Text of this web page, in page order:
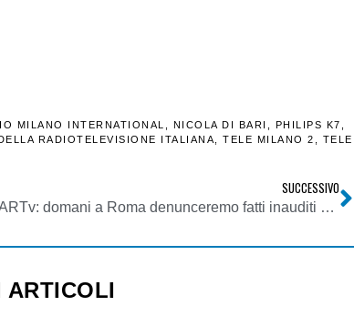
MILANO INTERNATIONAL NICOLA DI BARI PHILIPS K7
RADIOTELEVISIONE ITALIANA TELE MILANO 2
TELE
SUCCESSIVO
DTT, CARTv: domani a Roma denunceremo fatti inauditi a danno delle tv locali e sveleremo il piano segreto per la loro chiusra
ARTICOLI